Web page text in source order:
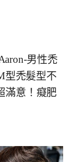
男性禿
型禿髮型不
滿意！癡肥